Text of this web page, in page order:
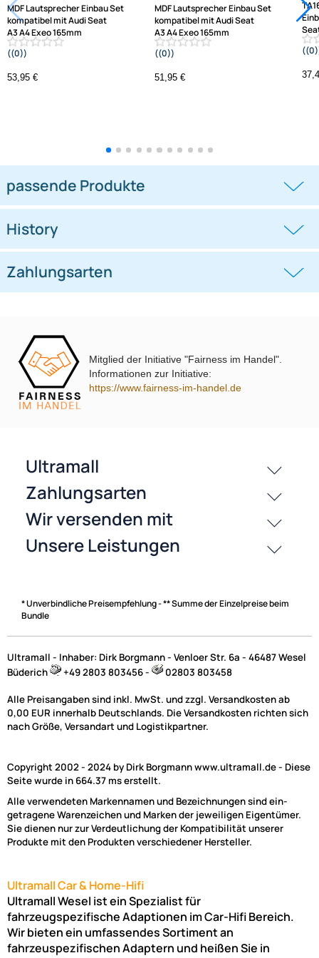
Varianten: MDF Lautsprecher Einbau Set
MDF Lautsprecher Einbau Set
kompatibel mit Audi Seat
A3 A4 Exeo 165mm
3-Wege Koaxial System Pioneer TS-
G1730f
((0))
MDF Lautsprecher Einbau Set
A3 A4 Exeo 165mm
2-Wege Koaxial System Pioneer TS-
G1720f
History
Zahlungsarten
Mitglied der Initiative "Fairness im Handel".
Informationen zur Initiative:
https://www.fairness-im-handel.de
* Unverbindliche Preisempfehlung - ** Summe der Einzelpreise beim
Bundle
Ultramall - Inhaber: Dirk Borgmann - Venloer Str. 6a - 46487 Wesel
Büderich
+49 2803 803456 - 02803 803458
Alle Preisangaben sind inkl. MwSt. und zzgl. Versandkosten ab
0,00 EUR innerhalb Deutschlands. Die Versandkosten richten sich
nach Größe, Versandart und Logistikpartner.
Copyright 2002 - 2024 by Dirk Borgmann www.ultramall.de - Diese
Seite wurde in 664.37 ms erstellt.
Alle verwendeten Markennamen und Bezeichnungen sind ein-
getragene Warenzeichen und Marken der jeweiligen Eigentümer.
Sie dienen nur zur Verdeutlichung der Kompatibilität unserer
Produkte mit den Produkten verschiedener Hersteller.
Ultramall Car & Home-Hifi
Ultramall Wesel ist ein Spezialist für
fahrzeugspezifische Adaptionen im Car-Hifi Bereich.
Wir bieten ein umfassendes Sortiment an
fahrzeuspezifischen Adaptern und heißen Sie in